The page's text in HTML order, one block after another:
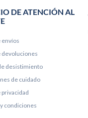
DE ATENCIÓN AL
envíos
devoluciones
desistimiento
de cuidado
privacidad
condiciones